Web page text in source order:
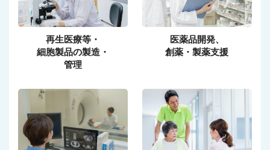
再生医療等・
細胞製品の製造・
管理
医薬品開発、
創薬・製薬支援